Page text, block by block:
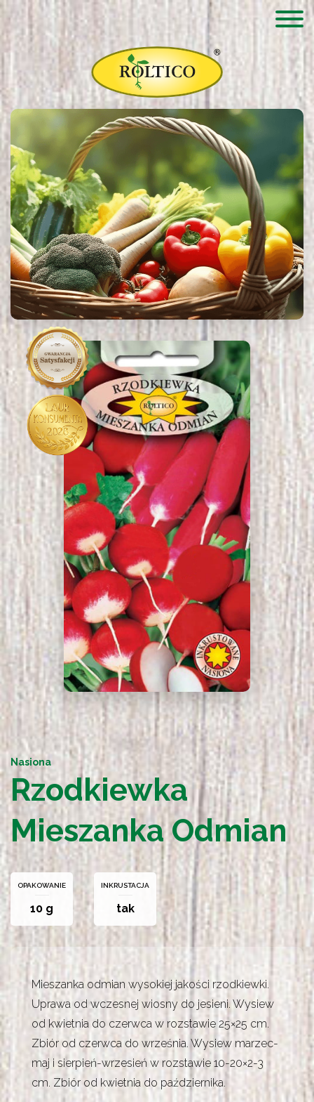
Nasiona
Rzodkiewka
Mieszanka Odmian
OPAKOWANIE
10 g
INKRUSTACJA
tak
Mieszanka odmian wysokiej jakości rzodkiewki.
Uprawa od wczesnej wiosny do jesieni. Wysiew
od kwietnia do czerwca w rozstawie 25×25 cm.
Zbiór od czerwca do września. Wysiew marzec-
maj i sierpień-wrzesień w rozstawie 10-20×2-3
cm. Zbiór od kwietnia do października.